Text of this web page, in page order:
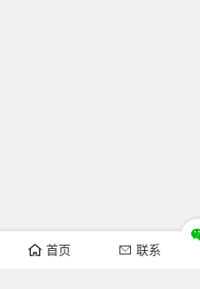
首页 联系